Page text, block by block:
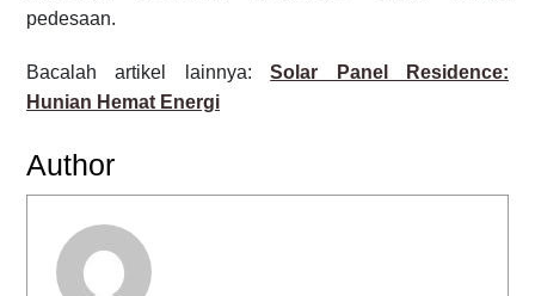
pedesaan.
Bacalah artikel lainnya:Solar Panel Residence:
Hunian Hemat Energi
Author